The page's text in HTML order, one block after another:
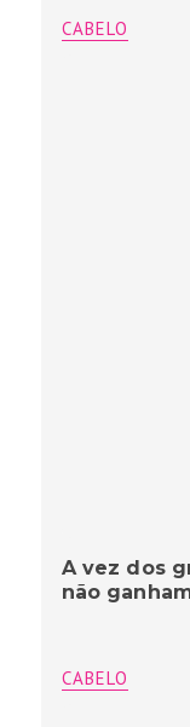
CABELO
A vez dos
não
CABELO